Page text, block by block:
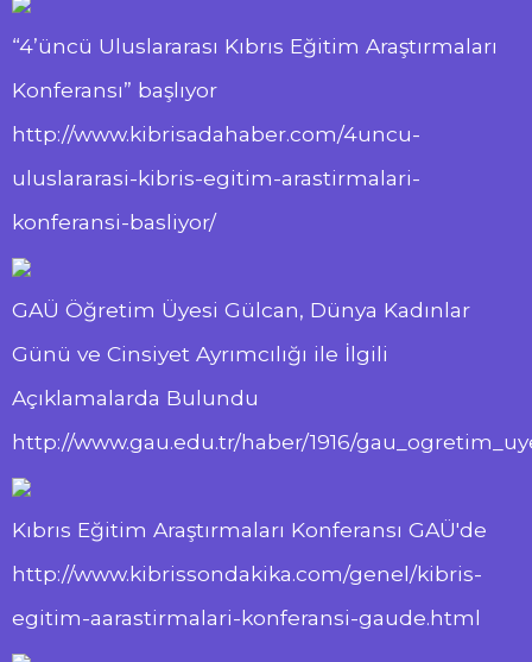
“4’üncü Uluslararası Kıbrıs Eğitim Araştırmaları
Konferansı” başlıyor
http://www.kibrisadahaber.com/4uncu-
uluslararasi-kibris-egitim-arastirmalari-
konferansi-basliyor/
GAÜ Öğretim Üyesi Gülcan, Dünya Kadınlar
Günü ve Cinsiyet Ayrımcılığı ile İlgili
Açıklamalarda Bulundu
http://www.gau.edu.tr/haber/1916/
Kıbrıs Eğitim Araştırmaları Konferansı GAÜ'de
http://www.kibrissondakika.com/genel/kibris-
egitim-aarastirmalari-konferansi-gaude.html